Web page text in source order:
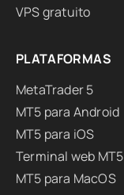
VPS gratuito
PLATAFORMAS
MetaTrader 5
MT5 para Android
MT5 para iOS
Terminal web MT5
MT5 para MacOS